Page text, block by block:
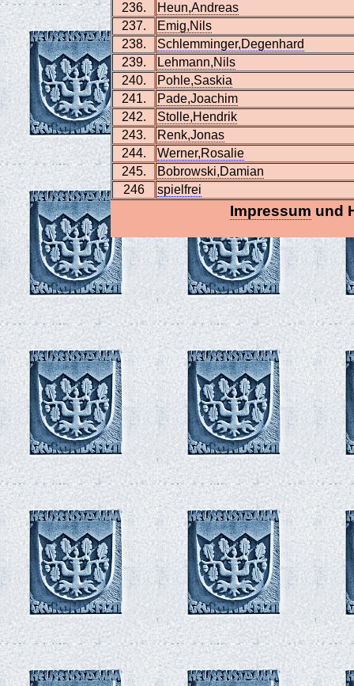
236.
Heun,Andreas
237.
Emig,Nils
238.
Schlemminger,Degenhard
239.
Lehmann,Nils
240.
Pohle,Saskia
241.
Pade,Joachim
242.
Stolle,Hendrik
243.
Renk,Jonas
244.
Werner,Rosalie
245.
Bobrowski,Damian
246
spielfrei
Impressum und